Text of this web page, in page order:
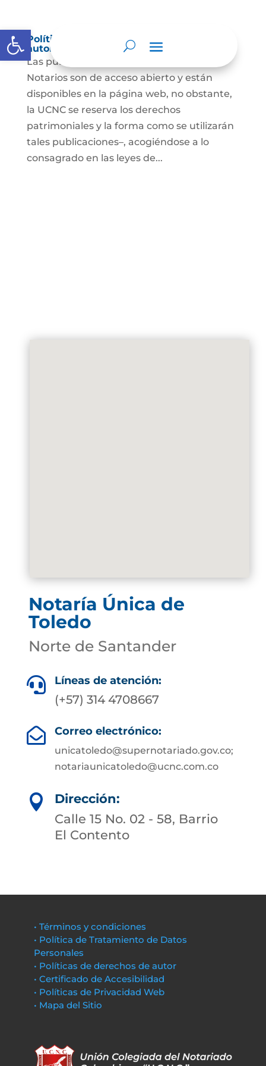
Abrir barra de herramientas
Política de derechos de autor y/o
autorización de uso sobre los contenidos
Las publicaciones de la UCNC y de los
Notarios son de acceso abierto y están
disponibles en la página web, no obstante,
la UCNC se reserva los derechos
patrimoniales y la forma como se utilizarán
tales publicaciones–, acogiéndose a lo
consagrado en las leyes de...
Notaría Única de
Toledo
Norte de Santander
 Líneas de atención:
(+57) 314 4708667
 Correo electrónico:
unicatoledo@supernotariado.gov.co;
notariaunicatoledo@ucnc.com.co

Dirección:
Calle 15 No. 02 - 58, Barrio
El Contento
• Términos y condiciones
• Política de Tratamiento de Datos
Personales
• Políticas de derechos de autor
• Certificado de Accesibilidad
• Políticas de Privacidad Web
• Mapa del Sitio